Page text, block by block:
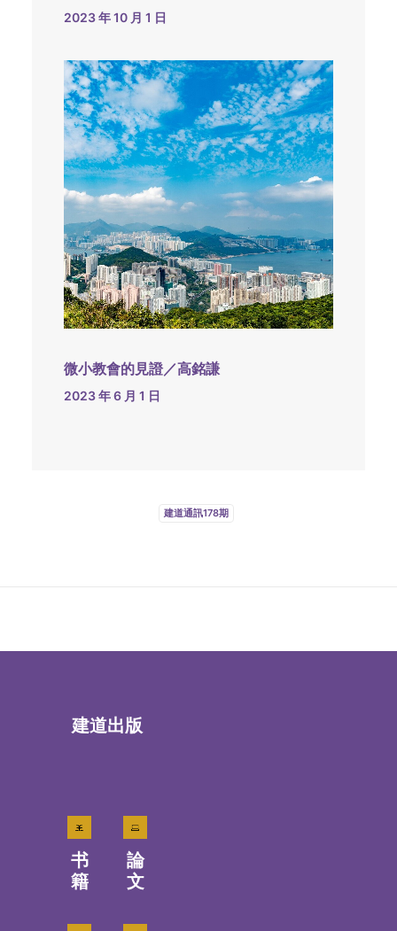
2023 年 10 月 1 日
微小教會的見證／高銘謙
2023 年 6 月 1 日
建道通訊178期
建道出版
书
籍
論
文